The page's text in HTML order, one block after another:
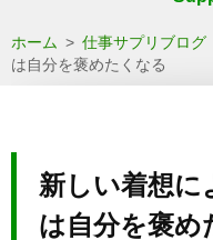
ホーム > 仕事サプリブログ
は自分を褒めたくなる
新しい着想に
は自分を褒め